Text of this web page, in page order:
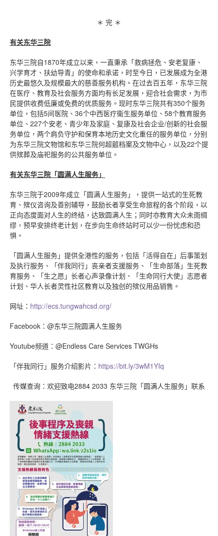
＊ 完 ＊
有关东华三院
东华三院自1870年成立以来，一直秉承「救病拯危、安老复康、
兴学育才、扶幼导青」的使命和承诺，时至今日，已发展成为全港
历史最悠久及规模最大的慈善服务机构。在过去百五年，东华三院
在医疗、教育及社会服务方面均有长足发展，迎合社会需求，为市
民提供收费低廉或免费的优质服务。现时东华三院共有350个服务
单位，包括5间医院、36个中西医疗衞生服务单位、58个教育服务
单位、227个安老、青少年及家庭、复康及社会企业/创新的社会服
务单位，两个肩负守护和保育本地历史文化重任的服务单位，分别
为东华三院文物馆和东华三院何超蕸档案及文物中心，以及22个提
供殡葬及庙祀服务的公共服务单位。
有关东华三院「圆满人生服务」
东华三院于2009年成立「圆满人生服务」，提供一站式的生死教
育、殡仪咨询及善别辅导，鼓励长者享受生命旅程的各个阶段，以
正向态度面对人生的终结，达致圆满人生；同时亦教育大众未雨绸
缪，预早安排终老计划，在步向生命终站时可以少一份忧虑和恐
惧。
「圆满人生服务」提供全港性的服务，包括「活得自在」后事策划
及执行服务、「伴我同行」丧亲者支援服务、「生命部落」生死教
育服务、「生之愿」长者心声录像计划、「生命同行大使」志愿者
计划、华人长者灵性社区教育以及独创的殡仪用品销售。
网址： http://ecs.tungwahcsd.org/
Facebook：@东华三院圆满人生服务
Youtube频道：@Endless Care Services TWGHs
「伴我同行」服务介绍影片： https://bit.ly/3wM1YIq
传媒查询：欢迎致电2884 2033 东华三院「圆满人生服务」联系